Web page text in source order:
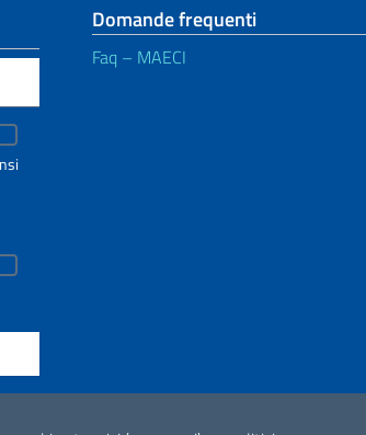
Domande frequenti
Faq – MAECI